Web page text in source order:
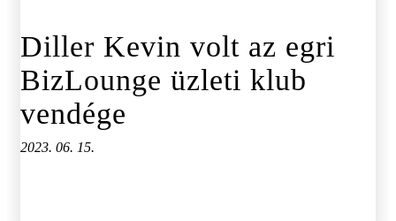
Diller Kevin volt az egri
BizLounge üzleti klub
vendége
2023. 06. 15.